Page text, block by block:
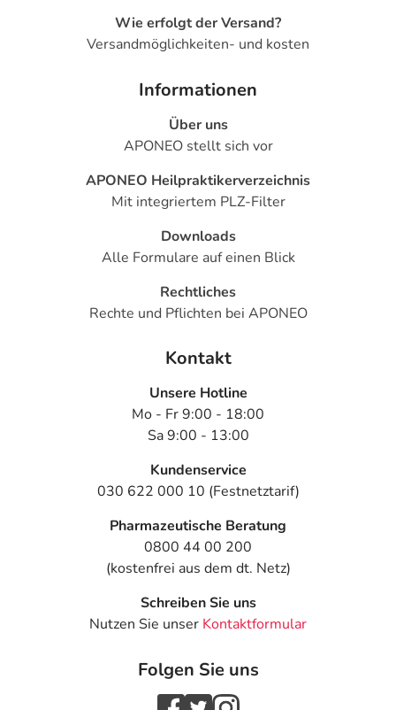
Wie erfolgt der Versand?
Versandmöglichkeiten- und kosten
Informationen
Über uns
APONEO stellt sich vor
APONEO Heilpraktikerverzeichnis
Mit integriertem PLZ-Filter
Downloads
Alle Formulare auf einen Blick
Rechtliches
Rechte und Pflichten bei APONEO
Kontakt
Unsere Hotline
Mo - Fr 9:00 - 18:00
Sa 9:00 - 13:00
Kundenservice
030 622 000 10 (Festnetztarif)
Pharmazeutische Beratung
0800 44 00 200
(kostenfrei aus dem dt. Netz)
Schreiben Sie uns
Nutzen Sie unser Kontaktformular
Folgen Sie uns